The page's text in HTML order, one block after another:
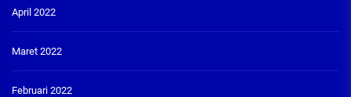
April 2022
Maret 2022
Februari 2022